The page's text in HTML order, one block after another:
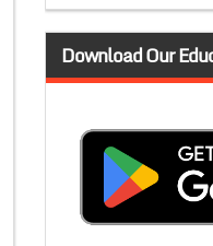
Download Our